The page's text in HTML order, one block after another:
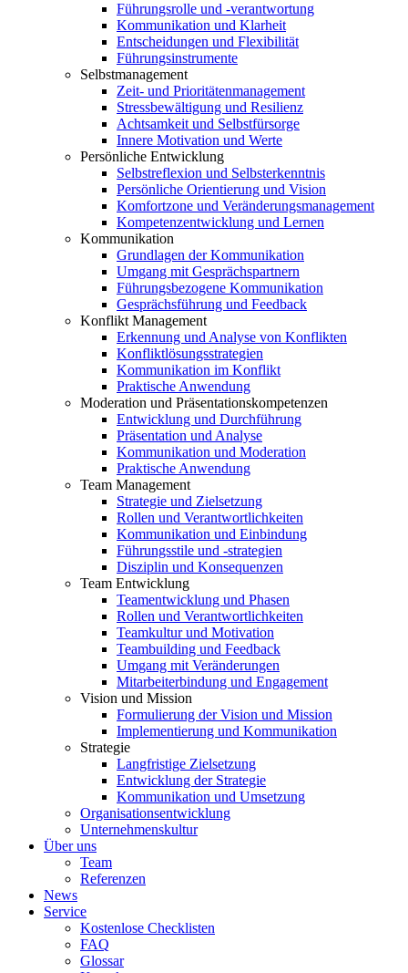
Führungsrolle und -verantwortung
Kommunikation und Klarheit
Entscheidungen und Flexibilität
Führungsinstrumente
Selbstmanagement
Zeit- und Prioritätenmanagement
Stressbewältigung und Resilienz
Achtsamkeit und Selbstfürsorge
Innere Motivation und Werte
Persönliche Entwicklung
Selbstreflexion und Selbsterkenntnis
Persönliche Orientierung und Vision
Komfortzone und Veränderungsmanagement
Kompetenzentwicklung und Lernen
Kommunikation
Grundlagen der Kommunikation
Umgang mit Gesprächspartnern
Führungsbezogene Kommunikation
Gesprächsführung und Feedback
Konflikt Management
Erkennung und Analyse von Konflikten
Konfliktlösungsstrategien
Kommunikation im Konflikt
Praktische Anwendung
Moderation und Präsentationskompetenzen
Entwicklung und Durchführung
Präsentation und Analyse
Kommunikation und Moderation
Praktische Anwendung
Team Management
Strategie und Zielsetzung
Rollen und Verantwortlichkeiten
Kommunikation und Einbindung
Führungsstile und -strategien
Disziplin und Konsequenzen
Team Entwicklung
Teamentwicklung und Phasen
Rollen und Verantwortlichkeiten
Teamkultur und Motivation
Teambuilding und Feedback
Umgang mit Veränderungen
Mitarbeiterbindung und Engagement
Vision und Mission
Formulierung der Vision und Mission
Implementierung und Kommunikation
Strategie
Langfristige Zielsetzung
Entwicklung der Strategie
Kommunikation und Umsetzung
Organisationsentwicklung
Unternehmenskultur
Über uns
Team
Referenzen
News
Service
Kostenlose Checklisten
FAQ
Glossar